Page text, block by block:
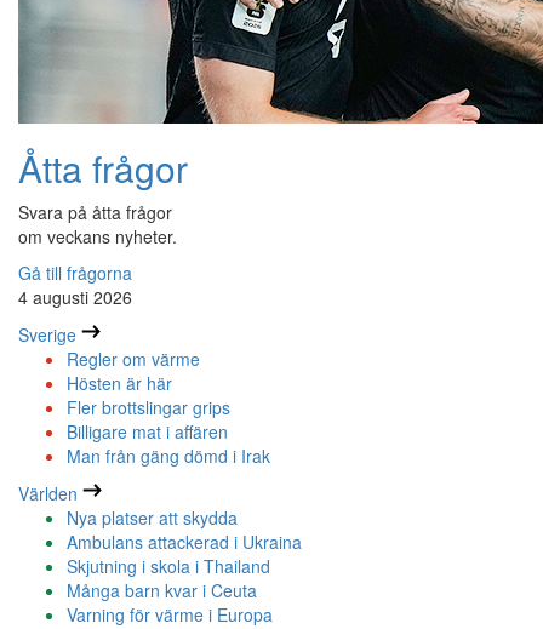
Åtta frågor
Svara på åtta frågor
om veckans nyheter.
Gå till frågorna
4 augusti 2026
Sverige
Regler om värme
Hösten är här
Fler brottslingar grips
Billigare mat i affären
Man från gäng dömd i Irak
Världen
Nya platser att skydda
Ambulans attackerad i Ukraina
Skjutning i skola i Thailand
Många barn kvar i Ceuta
Varning för värme i Europa